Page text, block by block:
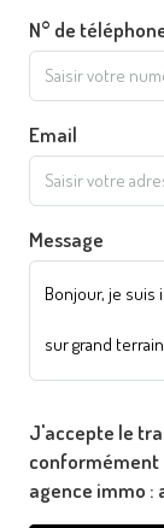
N° de
Email
Message
J'accepte le
conformément
agence immo :